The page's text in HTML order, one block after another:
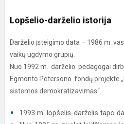
Lopšelio-darželio istorija
Darželio įsteigimo data – 1986 m.
vaikų ugdymo grupių.
Nuo 1992 m. darželio pedagogai
Egmonto Petersono fondų projekte
sistemos demokratizavimas“.
1993 m. lopšelis-darželis tapo